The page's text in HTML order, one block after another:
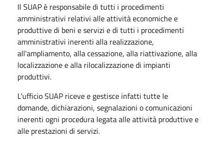
Il SUAP è responsabile di tutti i procedimenti
amministrativi relativi alle attività economiche e
produttive di beni e servizi e di tutti i procedimenti
amministrativi inerenti alla realizzazione,
all'ampliamento, alla cessazione, alla riattivazione, alla
localizzazione e alla rilocalizzazione di impianti
produttivi.
L'ufficio SUAP riceve e gestisce infatti tutte le
domande, dichiarazioni, segnalazioni o comunicazioni
inerenti ogni procedura legata alle attività produttive e
alle prestazioni di servizi.